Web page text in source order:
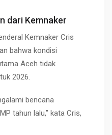
dari Kemnaker
Kemnaker Cris
bahwa kondisi
Aceh tidak
2026.
bencana
tahun lalu,” kata Cris,